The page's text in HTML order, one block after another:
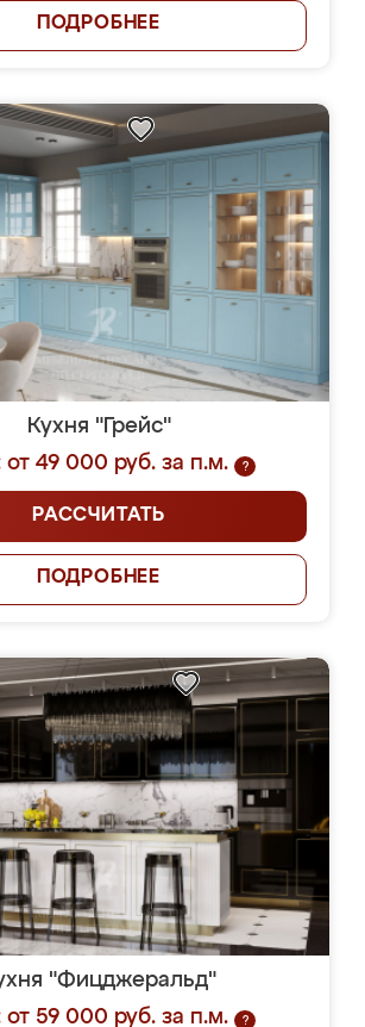
ПОДРОБНЕЕ
Кухня "Грейс"
от 49 000 руб. за п.м.
?
РАССЧИТАТЬ
ПОДРОБНЕЕ
"Фицджеральд"
от 59 000 руб. за п.м.
?